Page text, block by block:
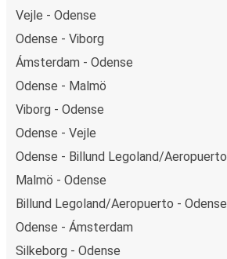
Vejle - Odense
Odense - Viborg
Ámsterdam - Odense
Odense - Malmö
Viborg - Odense
Odense - Vejle
Odense - Billund Legoland/Aeropuerto
Malmö - Odense
Billund Legoland/Aeropuerto - Odense
Odense - Ámsterdam
Silkeborg - Odense